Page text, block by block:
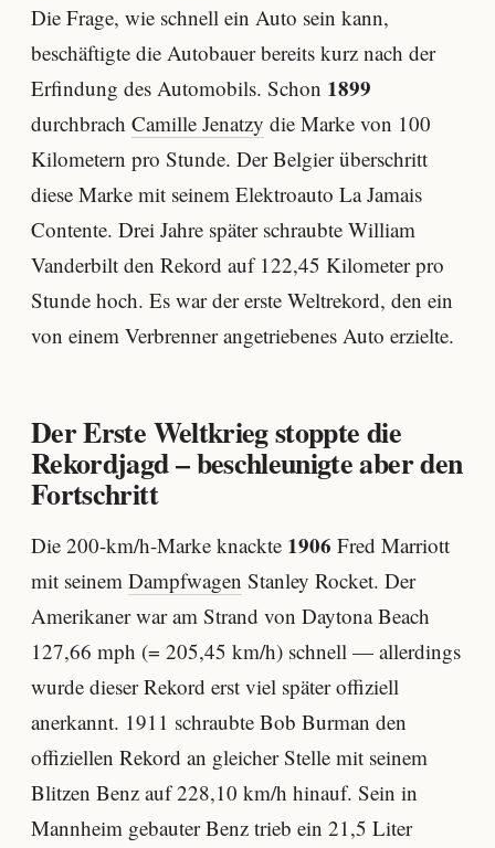
Die Frage, wie schnell ein Auto sein kann,
beschäftigte die Autobauer bereits kurz nach der
Erfindung des Automobils. Schon 1899
durchbrach Camille Jenatzy die Marke von 100
Kilometern pro Stunde. Der Belgier überschritt
diese Marke mit seinem Elektroauto La Jamais
Contente. Drei Jahre später schraubte William
Vanderbilt den Rekord auf 122,45 Kilometer pro
Stunde hoch. Es war der erste Weltrekord, den ein
von einem Verbrenner angetriebenes Auto erzielte.
Der Erste Weltkrieg stoppte die
Rekordjagd – beschleunigte aber den
Fortschritt
Die 200-km/h-Marke knackte 1906 Fred Marriott
mit seinem Dampfwagen Stanley Rocket. Der
Amerikaner war am Strand von Daytona Beach
127,66 mph (= 205,45 km/h) schnell — allerdings
wurde dieser Rekord erst viel später offiziell
anerkannt. 1911 schraubte Bob Burman den
offiziellen Rekord an gleicher Stelle mit seinem
Blitzen Benz auf 228,10 km/h hinauf. Sein in
Mannheim gebauter Benz trieb ein 21,5 Liter